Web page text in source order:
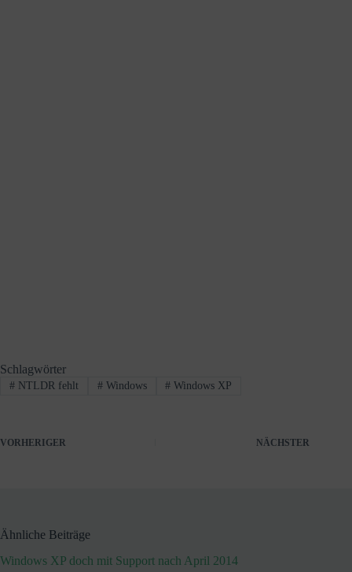
Schlagwörter
#NTLDR fehlt #Windows # Windows XP
VORHERIGER NÄCHSTER
Ähnliche Beiträge
Windows XP doch mit Support nach April 2014